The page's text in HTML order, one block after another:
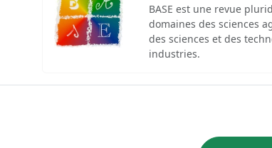
BASE est une revue
domaines des sciences
des sciences et des
industries.